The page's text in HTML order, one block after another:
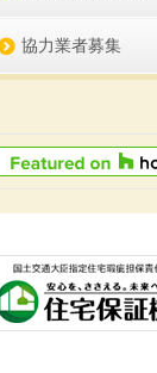
協力業者募集